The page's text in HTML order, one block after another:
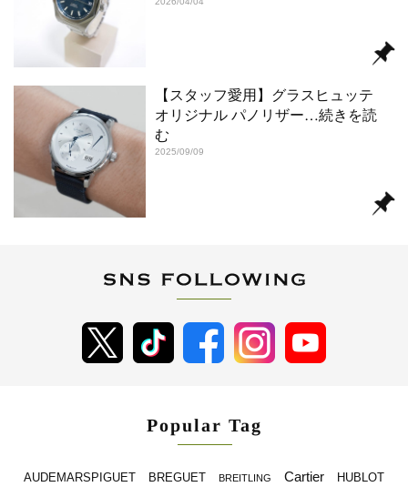
【スタッフ愛用】グラスヒュッテ
オリジナル パノリザー…続きを読
む
2025/09/09
Popular Tag
AUDEMARSPIGUET BREGUET BREITLING Cartier HUBLOT